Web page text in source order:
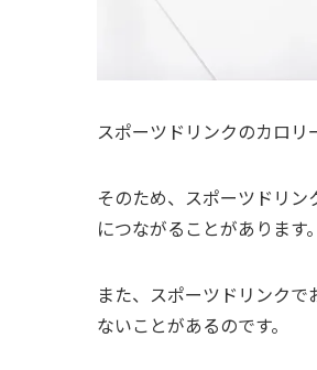
スポーツドリンクのカロ
そのため、スポーツドリ
につながることがあります
また、スポーツドリンク
ないことがあるのです。